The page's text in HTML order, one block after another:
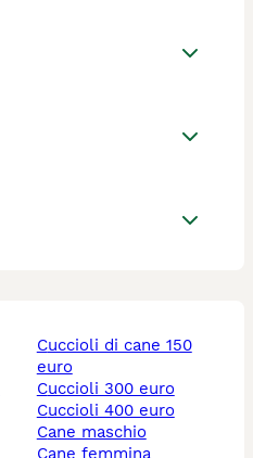
cuccioli di cane 150
euro
cuccioli 300 euro
cuccioli 400 euro
cane maschio